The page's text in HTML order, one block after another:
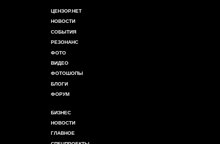
ЦЕНЗОР.НЕТ
НОВОСТИ
СОБЫТИЯ
РЕЗОНАНС
ФОТО
ВИДЕО
ФОТОШОПЫ
БЛОГИ
ФОРУМ
БИЗНЕС
НОВОСТИ
ГЛАВНОЕ